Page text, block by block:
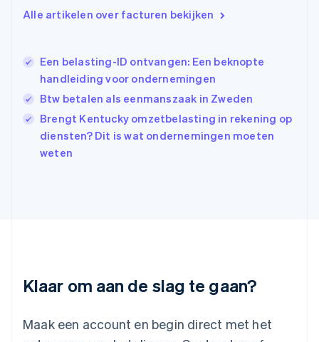
Alle artikelen over facturen bekijken
Een belasting-ID ontvangen: Een beknopte
handleiding voor ondernemingen
Btw betalen als eenmanszaak in Zweden
Brengt Kentucky omzetbelasting in rekening op
diensten? Dit is wat ondernemingen moeten
weten
Klaar om aan de slag te gaan?
Maak een account en begin direct met het
Griekenland
English
Hongkong SAR, China
English简体中文
Ierland
India
English
Italië
Litouwen
Luxemburg